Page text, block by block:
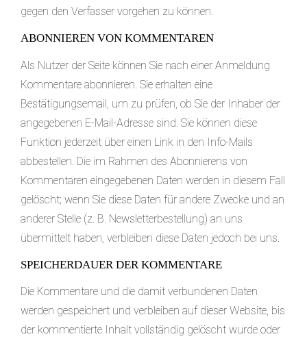
gegen den Verfasser vorgehen zu können.
ABONNIEREN VON KOMMENTAREN
Als Nutzer der Seite können Sie nach einer Anmeldung
Kommentare abonnieren. Sie erhalten eine
Bestätigungsemail, um zu prüfen, ob Sie der Inhaber der
angegebenen E-Mail-Adresse sind. Sie können diese
Funktion jederzeit über einen Link in den Info-Mails
abbestellen. Die im Rahmen des Abonnierens von
Kommentaren eingegebenen Daten werden in diesem Fall
gelöscht; wenn Sie diese Daten für andere Zwecke und an
anderer Stelle (z. B. Newsletterbestellung) an uns
übermittelt haben, verbleiben diese Daten jedoch bei uns.
SPEICHERDAUER DER KOMMENTARE
Die Kommentare und die damit verbundenen Daten
werden gespeichert und verbleiben auf dieser Website, bis
der kommentierte Inhalt vollständig gelöscht wurde oder